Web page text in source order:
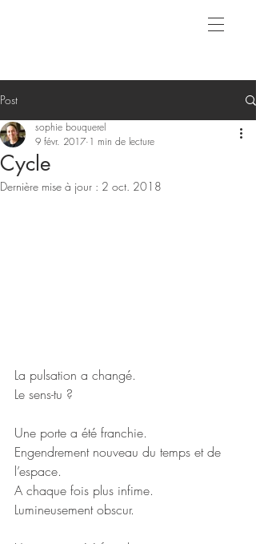
Post
Cycle
sophie bouquerel
9 févr. 2017 1 min de lecture
Dernière mise à jour : 2 oct. 2018
La pulsation a changé.
Le sens-tu ?
Une porte a été franchie.
Engendrement nouveau du temps et de
l’espace.
A chaque fois plus infime.
Lumineusement obscur.